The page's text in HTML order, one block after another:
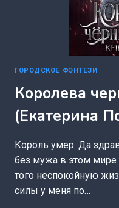
ГОРОДСКОЕ ФЭНТЕЗИ
Королева
(Екатерина
Король умер. Да
без мужа в этом
того неспокойную
силы у меня по…